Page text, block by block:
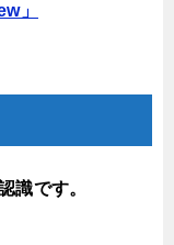
」
識です。